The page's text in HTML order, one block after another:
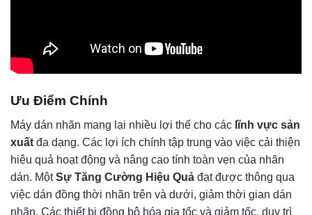
Ưu Điểm Chính
Máy dán nhãn mang lại nhiều lợi thế cho các lĩnh vực sản
xuất đa dạng. Các lợi ích chính tập trung vào việc cải thiện
hiệu quả hoạt động và nâng cao tính toàn vẹn của nhãn
dán. MộtSự Tăng Cường Hiệu Quả đạt được thông qua
việc dán đồng thời nhãn trên và dưới, giảm thời gian dán
nhãn. Các thiết bị đồng bộ hóa gia tốc và giảm tốc, duy trì